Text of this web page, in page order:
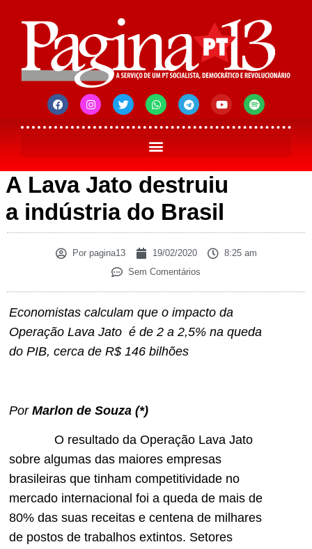
A Lava Jato destruiu
a indústria do Brasil
Porpagina13 19/02/2020
8:25 am
Sem Comentários
Economistas calculam que o impacto da
Operação Lava Jato é de 2 a 2,5% na queda
do PIB, cerca de R$ 146 bilhões
Por Marlon de Souza (*)
O resultado da Operação Lava Jato
sobre algumas das maiores empresas
brasileiras que tinham competitividade no
mercado internacional foi a queda de mais de
80% das suas receitas e centena de milhares
de postos de trabalhos extintos. Setores